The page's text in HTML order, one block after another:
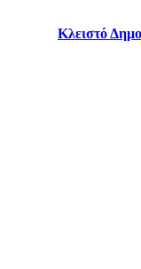
Κλειστό